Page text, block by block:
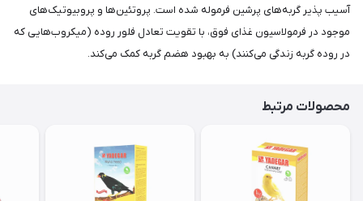
آسیب پذیر گربه‌های پرشین فرموله شده است. پروتئین‌ها و پروبیوتیک‌های
موجود در فرمولاسیون غذای فوق، با تقویت تعادل فلور روده (میکروب‌هایی که
در روده گربه زندگی می‌کنند) به بهبود هضم گربه کمک می‌کند.
محصولات مرتبط